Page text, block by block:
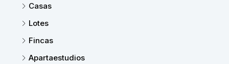
Casas
Lotes
Fincas
Apartaestudios